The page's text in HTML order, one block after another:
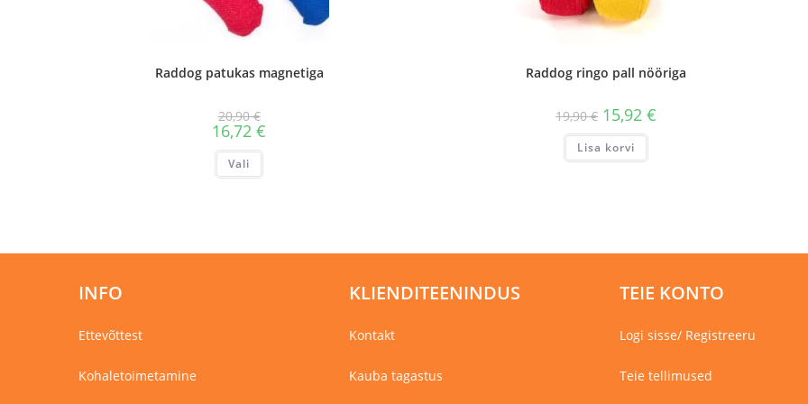
Raddog patukas magnetiga
20,90€
16,72€
Vali
Sellel
tootelehel.
Raddog ringo pall nööriga
19,90€ 15,92 €
Lisa korvi
INFO
Ettevõttest
Kohaletoimetamine
KLIENDITEENINDUS
Kontakt
Kauba tagastus
TEIE KONTO
Logi sisse/ Registreeru
Teie tellimused